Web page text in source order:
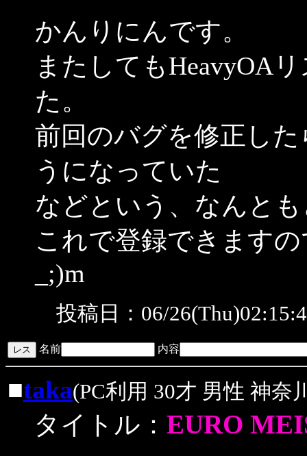
かんりにんです。
またしてもHeavyOA
た。
前回のバグを修正し
うになっていた
などという、なんと
これで登録できます
_;)m
投稿日：06/
名前 内容
■taka(PC利用 30才 男性 神奈
タイトル： EURO